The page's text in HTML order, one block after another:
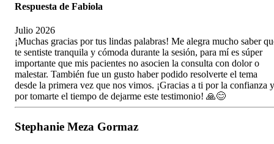
Respuesta de Fabiola
Julio 2026
¡Muchas gracias por tus lindas palabras! Me alegra mucho saber
te sentiste tranquila y cómoda durante la sesión, para mí es súper
importante que mis pacientes no asocien la consulta con dolor o
malestar. También fue un gusto haber podido resolverte el tema
desde la primera vez que nos vimos. ¡Gracias a ti por la confianza y
por tomarte el tiempo de dejarme este testimonio! 🙏😊
Stephanie Meza Gormaz